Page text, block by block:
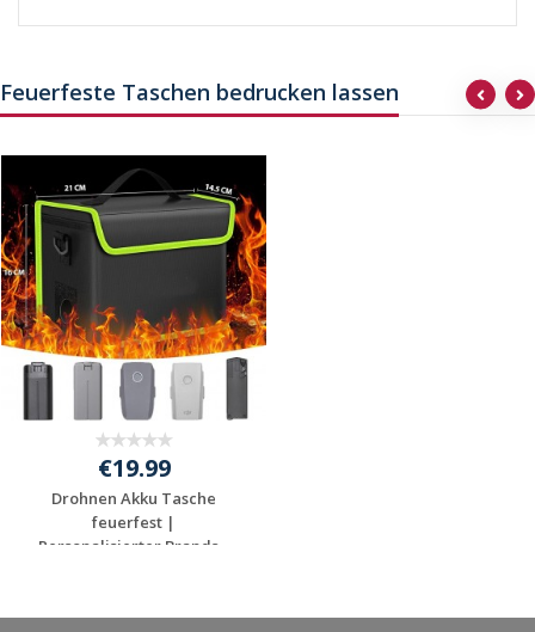
Feuerfeste Taschen bedrucken lassen
€19.99
Drohnen Akku Tasche
feuerfest |
Personalisierter Brands...